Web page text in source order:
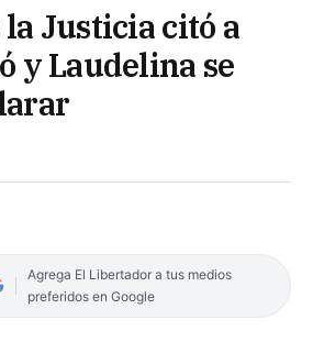
la Justicia citó a
y Laudelina se
Agrega El Libertador a tus medios
preferidos en Google